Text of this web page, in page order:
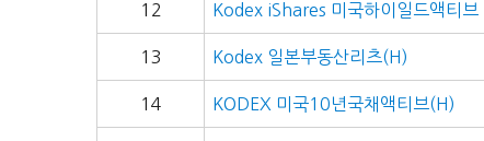
12 Kodex iShares 미국하이일드액티브
13 Kodex 일본부동산리츠(H)
14 KODEX 미국10년국채액티브(H)